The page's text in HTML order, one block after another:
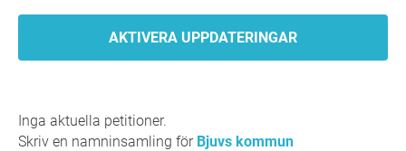
Inga aktuella petitioner.
Skriv en namninsamling för Bjuvs kommun